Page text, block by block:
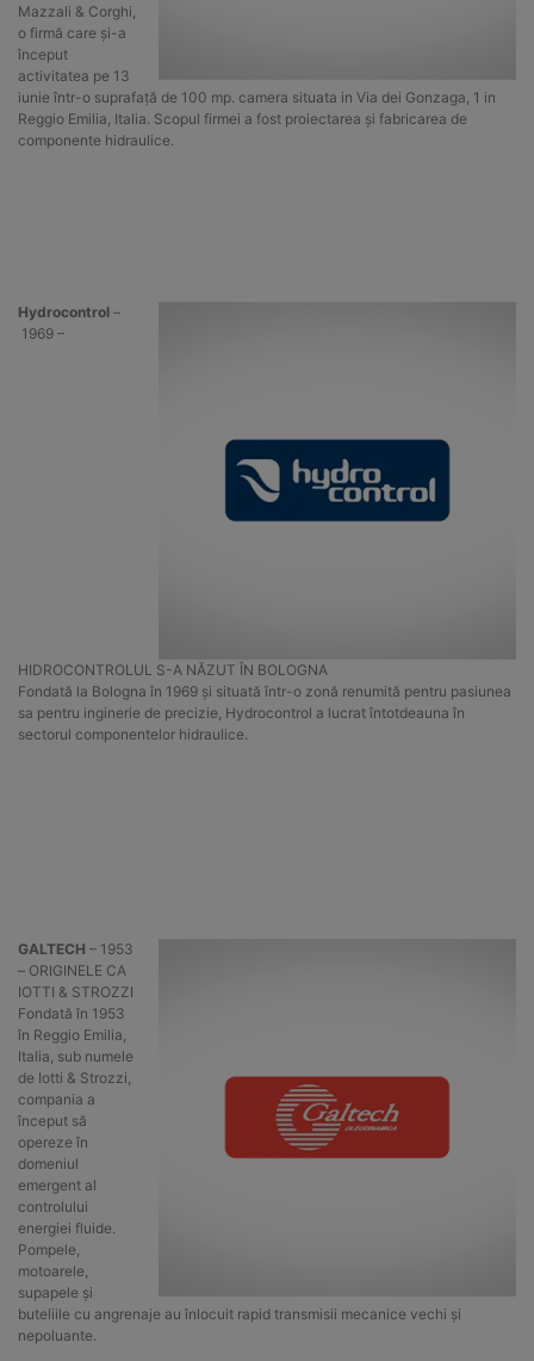
Mazzali & Corghi,
o firmă care și-a
început
activitatea pe 13
iunie într-o suprafață de 100 mp. camera situata in Via dei Gonzaga, 1 in
Reggio Emilia, Italia. Scopul firmei a fost proiectarea și fabricarea de
componente hidraulice.
Hydrocontrol –
1969 –
HIDROCONTROLUL S-A NĂZUT ÎN BOLOGNA
Fondată la Bologna în 1969 și situată într-o zonă renumită pentru pasiunea
sa pentru inginerie de precizie, Hydrocontrol a lucrat întotdeauna în
sectorul componentelor hidraulice.
GALTECH – 1953
– ORIGINELE CA
IOTTI & STROZZI
Fondată în 1953
în Reggio Emilia,
Italia, sub numele
de Iotti & Strozzi,
compania a
început să
opereze în
domeniul
emergent al
controlului
energiei fluide.
Pompele,
motoarele,
supapele și
buteliile cu angrenaje au înlocuit rapid transmisii mecanice vechi și
nepoluante.